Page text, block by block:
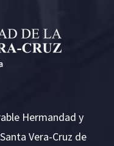
Hermandad y
Vera-Cruz de